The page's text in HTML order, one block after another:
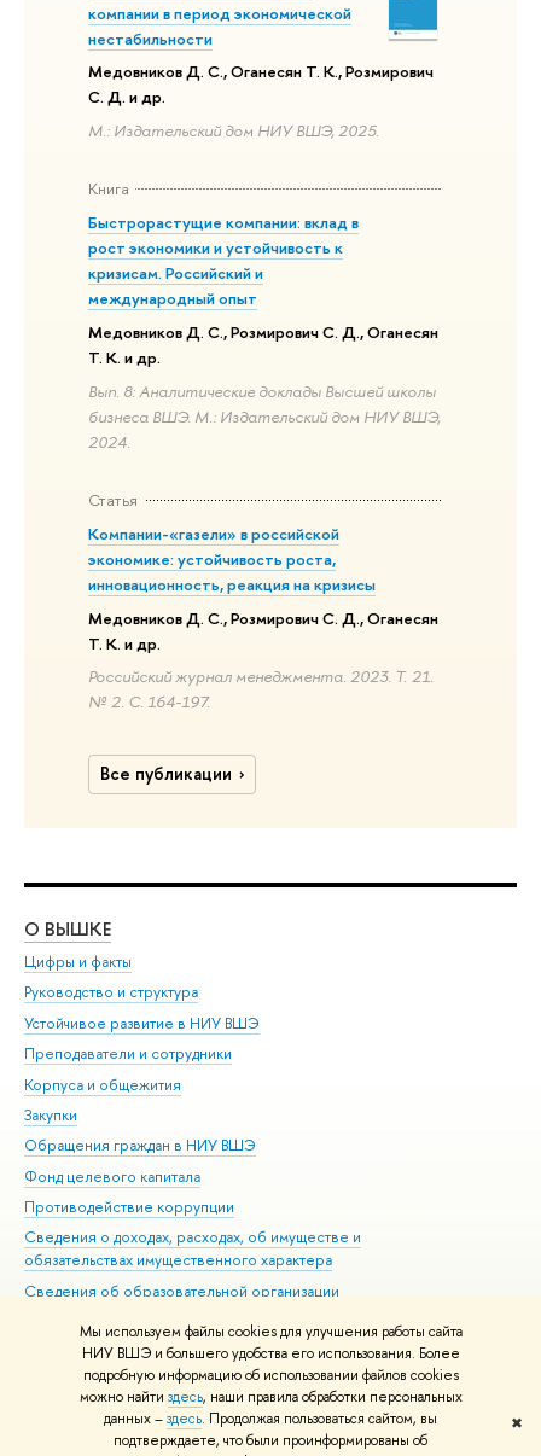
Мы используем файлы cookies для улучшения работы сайта
НИУ ВШЭ и большего удобства его использования. Более
подробную информацию об использовании файлов cookies
можно найти здесь, наши правила обработки персональных
данных –здесь. Продолжая пользоваться сайтом, вы
подтверждаете, что были проинформированы об
✖
компании в период экономической
нестабильности
Медовников Д. С., Оганесян Т. К., Розмирович
С. Д. и др.
М.: Издательский дом НИУ ВШЭ, 2025.
Книга
Быстрорастущие компании: вклад в
рост экономики и устойчивость к
кризисам. Российский и
международный опыт
Медовников Д. С., Розмирович С. Д., Оганесян
Т. К. и др.
Вып. 8: Аналитические доклады Высшей школы
бизнеса ВШЭ. М.: Издательский дом НИУ ВШЭ,
2024.
Статья
Компании-«газели» в российской
экономике: устойчивость роста,
инновационность, реакция на кризисы
Медовников Д. С., Розмирович С. Д., Оганесян
Т. К. и др.
Российский журнал менеджмента. 2023. Т. 21.
№ 2. С. 164-197.
Все публикации
О ВЫШКЕ
Цифры и факты
Руководство и структура
Устойчивое развитие в НИУ ВШЭ
Преподаватели и сотрудники
Корпуса и общежития
Закупки
Обращения граждан в НИУ ВШЭ
Фонд целевого капитала
Противодействие коррупции
Сведения о доходах, расходах, об имуществе и
обязательствах имущественного характера
Сведения об образовательной организации
Людям с ограниченными возможностями здоровья
Единая платежная страница
Работа в Вышке